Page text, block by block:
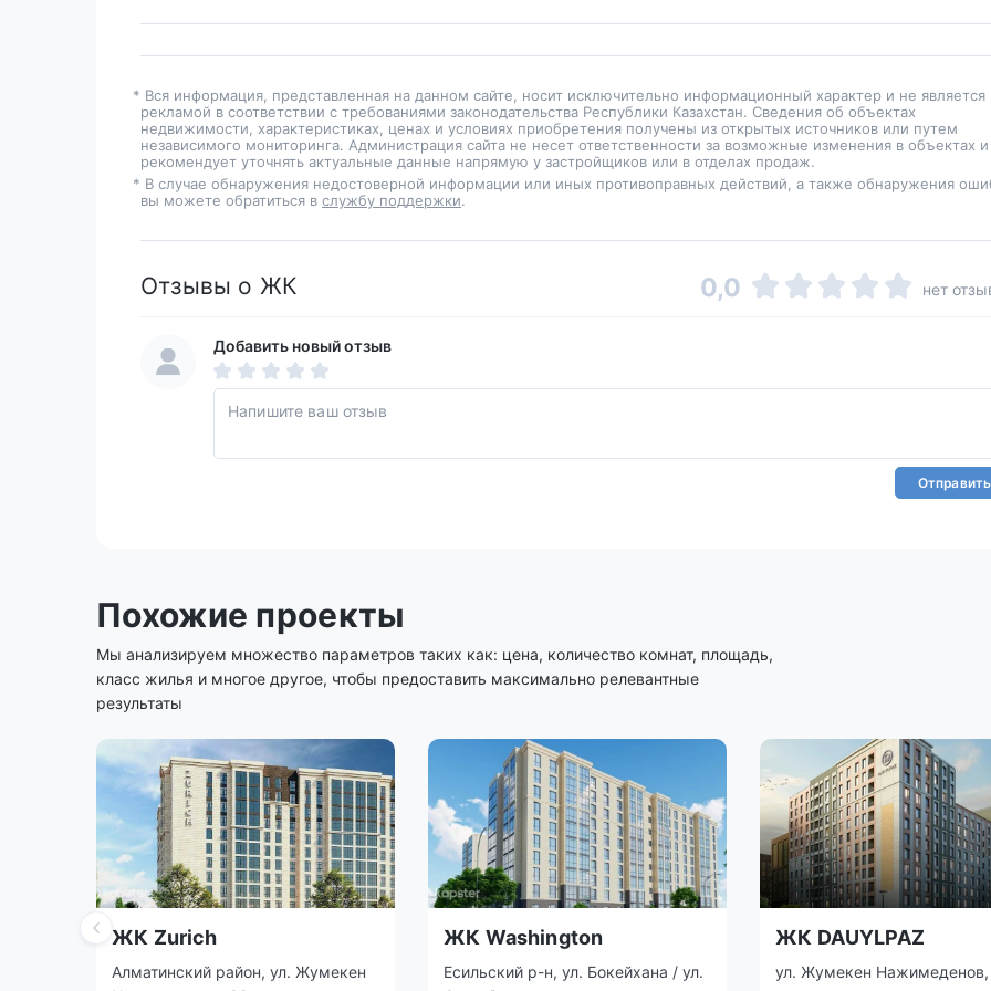
* Вся информация, представленная на данном сайте, носит исключительно информационный характер и не является
рекламой в соответствии с требованиями законодательства Республики Казахстан. Сведения об объектах
недвижимости, характеристиках, ценах и условиях приобретения получены из открытых источников или путем
независимого мониторинга. Администрация сайта не несет ответственности за возможные изменения в объектах и
рекомендует уточнять актуальные данные напрямую у застройщиков или в отделах продаж.
* В случае обнаружения недостоверной информации или иных противоправных действий, а также обнаружения
вы можете обратиться в службу поддержки.
Отзывы о ЖК 0,0 нет
Добавить новый отзыв
Отправить
Похожие проекты
Мы анализируем множество параметров таких как: цена, количество комнат, площадь,
класс жилья и многое другое, чтобы предоставить максимально релевантные
результаты
ЖК Zurich
Алматинский район, ул. Жумекен
ЖК Washington
Есильский р-н, ул. Бокейхана / ул.
ЖК DAUYLPAZ
ул. Жумекен Нажимеденов,